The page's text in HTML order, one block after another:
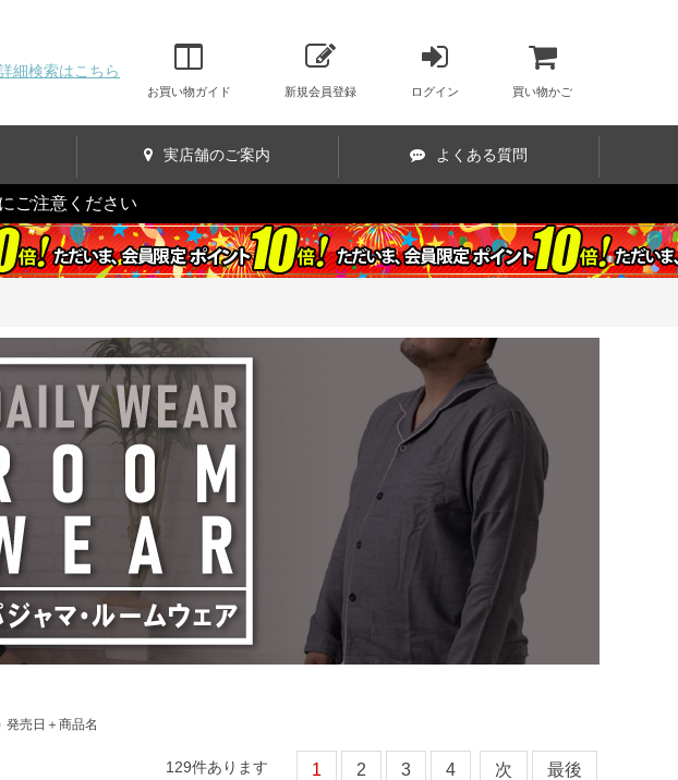
細検索はこちら
お買い物ガイド 新規会員登録 ログイン 買い物かご
実店舗のご案内 よくある質問
ご注意ください
発売日＋商品名
129件あります 1 2 3 4 次 最後